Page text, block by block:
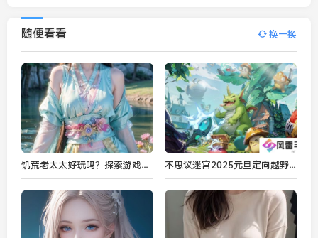
随便看看 换一换
饥荒老太太好玩吗？探索游戏中老太太角色的玩法与魅力 不思议迷宫2025元旦定向越野攻略-元旦新气象定向越野阵容推荐